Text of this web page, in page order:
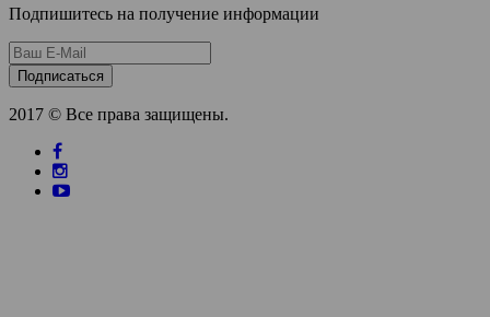
Подпишитесь на получение информации
Подписаться
2017 © Все права защищены.